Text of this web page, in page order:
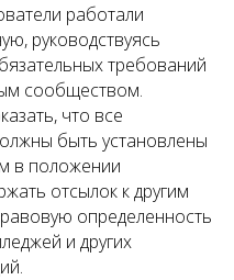
работали
руководствуясь
требований
сообществом.
что все
быть установлены
в положении
отсылок к другим
определенность
и других